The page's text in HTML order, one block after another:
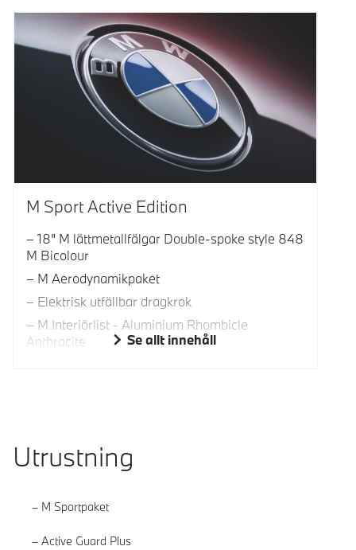
M Sport Active Edition
18" M lättmetallfälgar Double-spoke style 848
M Bicolour
M Aerodynamikpaket
Elektrisk utfällbar dragkrok
M Interiörlist - Aluminium Rhombicle
Anthracite
Se allt innehåll
Utrustning
M Sportpaket
Active Guard Plus